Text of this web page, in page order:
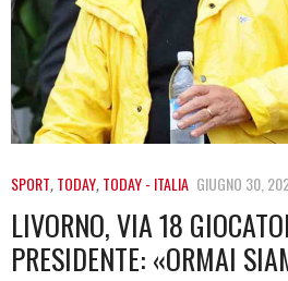
SPORT,TODAY,TODAY - ITALIA GIUGNO 30,
LIVORNO, VIA 18
PRESIDENTE: «ORMAI